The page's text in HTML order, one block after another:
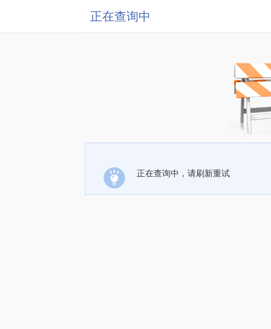
正在查询中
正在查询中，请刷新重试